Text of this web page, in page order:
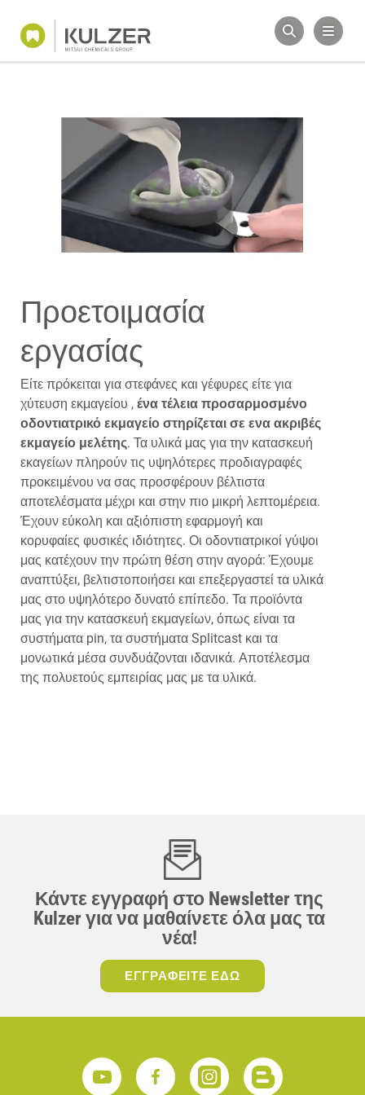
Προετοιμασία
εργασίας
Είτε πρόκειται για στεφάνες και γέφυρες είτε για
χύτευση εκμαγείου , ένα τέλεια προσαρμοσμένο
οδοντιατρικό εκμαγείο στηρίζεται σε ενα ακριβές
εκμαγείο μελέτης. Τα υλικά μας για την κατασκευή
εκαγείων πληρούν τις υψηλότερες προδιαγραφές
προκειμένου να σας προσφέρουν βέλτιστα
αποτελέσματα μέχρι και στην πιο μικρή λεπτομέρεια.
Έχουν εύκολη και αξιόπιστη εφαρμογή και
κορυφαίες φυσικές ιδιότητες. Οι οδοντιατρικοί γύψοι
μας κατέχουν την πρώτη θέση στην αγορά: Έχουμε
αναπτύξει, βελτιστοποιήσει και επεξεργαστεί τα υλικά
μας στο υψηλότερο δυνατό επίπεδο. Τα προϊόντα
μας για την κατασκευή εκμαγείων, όπως είναι τα
συστήματα pin, τα συστήματα Splitcast και τα
μονωτικά μέσα συνδυάζονται ιδανικά. Αποτέλεσμα
της πολυετούς εμπειρίας μας με τα υλικά.
Κάντε εγγραφή στο Newsletter της
Kulzer για να μαθαίνετε όλα μας τα
νέα!
ΕΓΓΡΑΦΕΙΤΕ ΕΔΩ